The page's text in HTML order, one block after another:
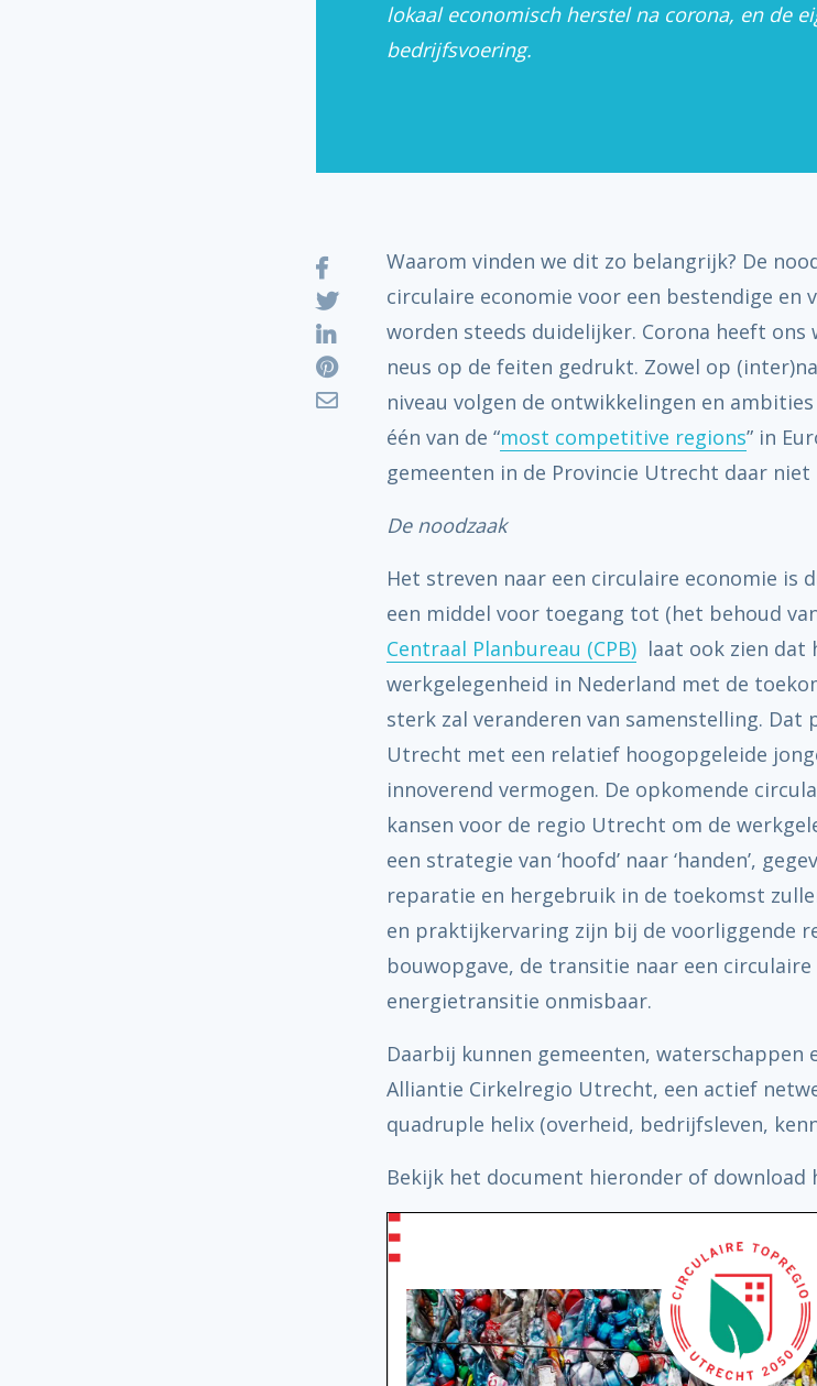
lokaal economisch herstel na corona, en de
bedrijfsvoering.
Waarom vinden we dit zo belangrijk? De
circulaire economie voor een bestendige en
worden steeds duidelijker. Corona heeft
neus op de feiten gedrukt. Zowel op
niveau volgen de ontwikkelingen en
één van de “most competitive regions” in
gemeenten in de Provincie Utrecht daar
De noodzaak
Het streven naar een circulaire economie is
een middel voor toegang tot (het behoud
Centraal Planbureau (CPB) laat ook zien dat
werkgelegenheid in Nederland met de
sterk zal veranderen van samenstelling.
Utrecht met een relatief hoogopgeleide
innoverend vermogen. De opkomende
kansen voor de regio Utrecht om de
een strategie van ‘hoofd’ naar ‘handen’,
reparatie en hergebruik in de toekomst
en praktijkervaring zijn bij de voorliggende
bouwopgave, de transitie naar een
energietransitie onmisbaar.
Daarbij kunnen gemeenten, waterschappen
Alliantie Cirkelregio Utrecht, een actief
quadruple helix (overheid, bedrijfsleven,
Bekijk het document hieronder of download